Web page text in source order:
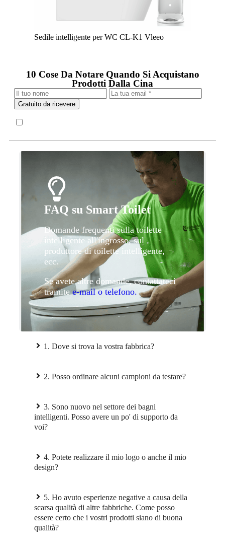
Sedile intelligente per WC CL-K1 Vleeo
10 Cose Da Notare Quando Si Acquistano
Prodotti Dalla Cina
Gratuito da ricevere
FAQ su Smart Toilet
Domande frequenti sulla toilette
intelligente all'ingrosso, sul
produttore di toilette intelligente,
ecc.
Se avete altre domande, contattateci
tramitee-mail o telefono.
1. Dove si trova la vostra fabbrica?
2. Posso ordinare alcuni campioni da testare?
3. Sono nuovo nel settore dei bagni
intelligenti. Posso avere un po' di supporto da
voi?
4. Potete realizzare il mio logo o anche il mio
design?
5. Ho avuto esperienze negative a causa della
scarsa qualità di altre fabbriche. Come posso
essere certo che i vostri prodotti siano di buona
qualità?